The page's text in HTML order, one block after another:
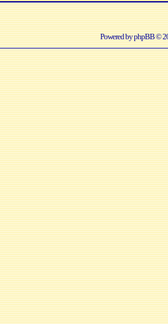
Powered byphpBB©